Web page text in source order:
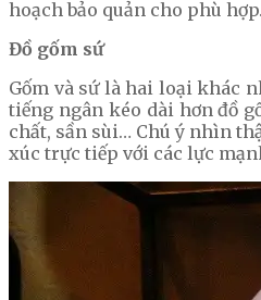
hoạch bảo quản cho phù hợp.
Đồ gốm sứ
Gốm và sứ là hai loại khác
tiếng ngân kéo dài hơn đồ
chất, sần sùi… Chú ý nhìn
xúc trực tiếp với các lực